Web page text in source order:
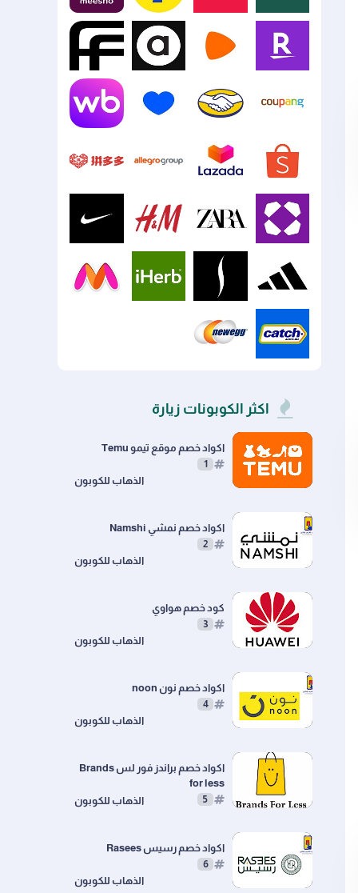
Blink
Digikala
Flipkart
Meesho
Rakuten
Zalando
ASOS
Farfetch
Coupang
Mercado
Libre
Ozon
Wildberries
Shopee
Lazada
Allegro
Pinduoduo
Wayfair
Zara
H&M
Nike
Adidas
Sephora
اكثر الكوبونات زيارة
اكواد خصم موقع تيمو Temu
1
اكواد خصم نمشي Namshi
2
كود خصم هواوي
3
اكواد خصم نون noon
4
اكواد خصم براندز فور لس Brands
for less
5
اكواد خصم رسيس Rasees
6